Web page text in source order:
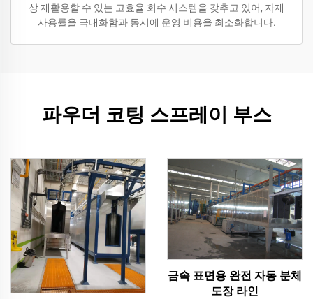
상 재활용할 수 있는 고효율 회수 시스템을 갖추고 있어, 자재
사용률을 극대화함과 동시에 운영 비용을 최소화합니다.
파우더 코팅 스프레이 부스
금속 표면용 완전 자동 분체
도장 라인